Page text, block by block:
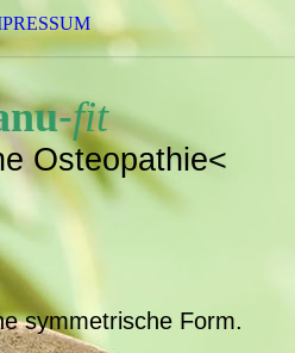
-fit
Osteopathie<
symmetrische Form.